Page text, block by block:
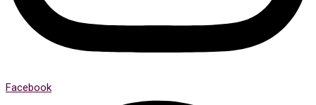
Facebook